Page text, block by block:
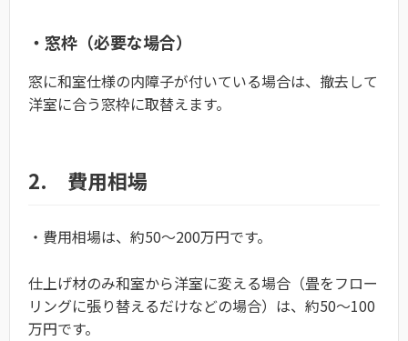
・窓枠（必要な場合）
窓に和室仕様の内障子が付いている場合は、撤去して
洋室に合う窓枠に取替えます。
2. 費用相場
・費用相場は、約50～200万円です。
仕上げ材のみ和室から洋室に変える場合（畳をフロー
リングに張り替えるだけなどの場合）は、約50～100
万円です。